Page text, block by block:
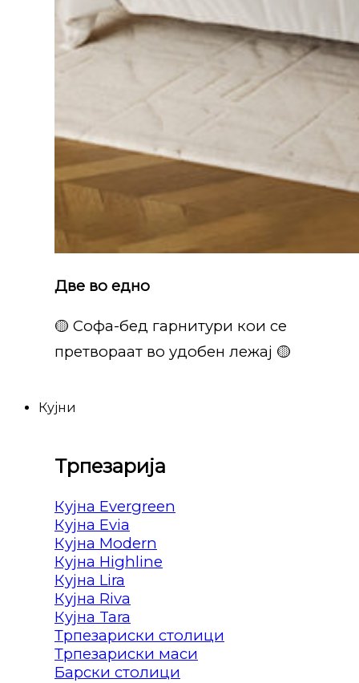
Две во едно
🟡 Софа-бед гарнитури кои се
претвораат во удобен лежај 🟡
Кујни
Трпезарија
Кујна Evergreen
Кујна Evia
Кујна Modern
Кујна Highline
Кујна Lira
Кујна Riva
Кујна Tara
Трпезариски столици
Трпезариски маси
Барски столици